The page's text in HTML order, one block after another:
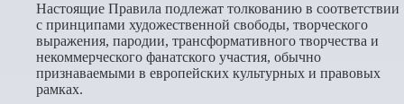
Настоящие Правила подлежат толкованию в соответствии
с принципами художественной свободы, творческого
выражения, пародии, трансформативного творчества и
некоммерческого фанатского участия, обычно
признаваемыми в европейских культурных и правовых
рамках.